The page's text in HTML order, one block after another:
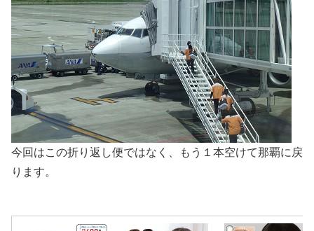
今回はこの折り返し便ではなく、もう１本空けて那覇に戻
ります。